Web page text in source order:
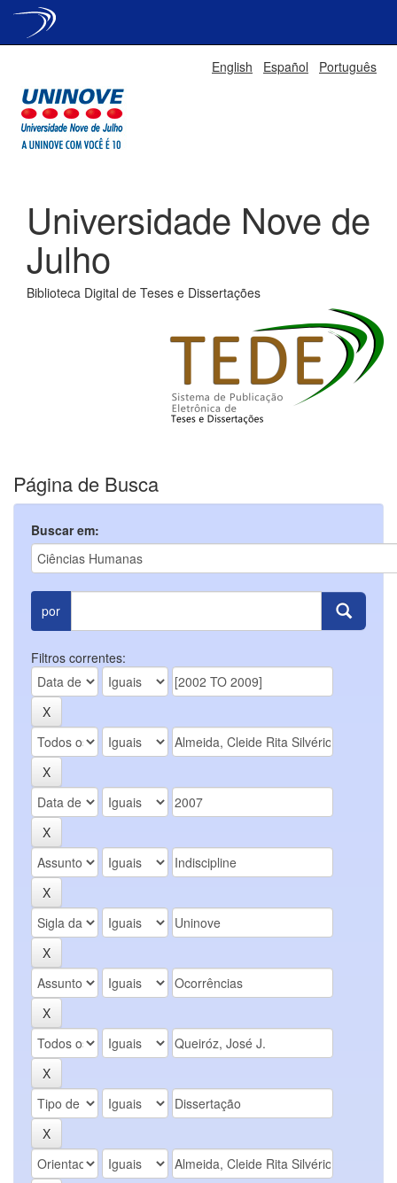
English Español Português
Universidade Nove de
Julho
Biblioteca Digital de Teses e Dissertações
Página de Busca
Buscar em:
por
Filtros correntes: